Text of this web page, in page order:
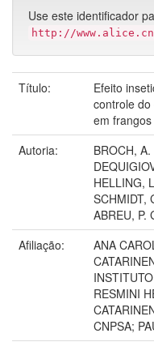
Use este identificador
http://
Título:
Efeito
controle
em
Autoria:
BROCH, A.
HELLING,
SCHMIDT,
ABREU, P.
Afiliação:
ANA
RESMINI
CNPSA;